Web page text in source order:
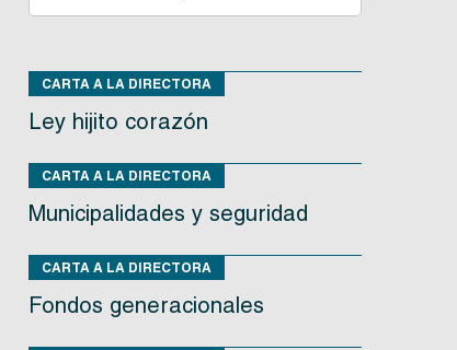
CARTA A LA DIRECTORA
Ley hijito corazón
CARTA A LA DIRECTORA
Municipalidades y seguridad
CARTA A LA DIRECTORA
Fondos generacionales